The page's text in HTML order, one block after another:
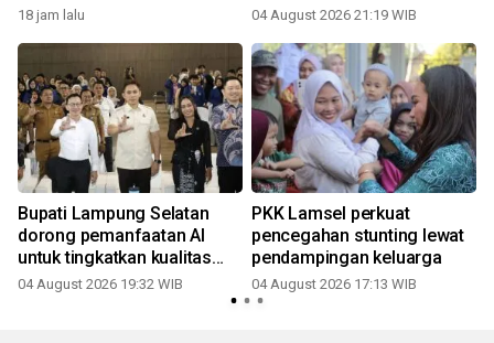
18 jam lalu 04 August 2026 21:19 WIB
Bupati Lampung Selatan
dorong pemanfaatan AI
untuk tingkatkan kualitas
SDM
04 August 2026 19:32 WIB
PKK Lamsel perkuat
pencegahan stunting lewat
pendampingan keluarga
04 August 2026 17:13 WIB